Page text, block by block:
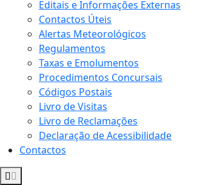
Editais e Informações Externas
Contactos Úteis
Alertas Meteorológicos
Regulamentos
Taxas e Emolumentos
Procedimentos Concursais
Códigos Postais
Livro de Visitas
Livro de Reclamações
Declaração de Acessibilidade
Contactos